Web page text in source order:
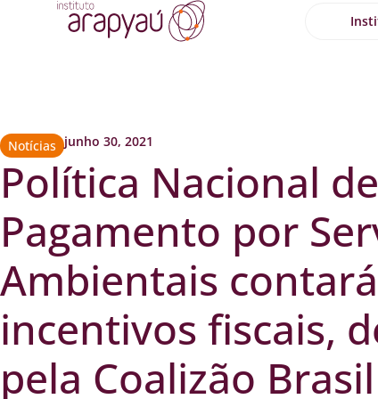
Notícias junho 30, 2021
Política Nacional de
Pagamento por
Ambientais
incentivos fiscais,
pela Coalizão